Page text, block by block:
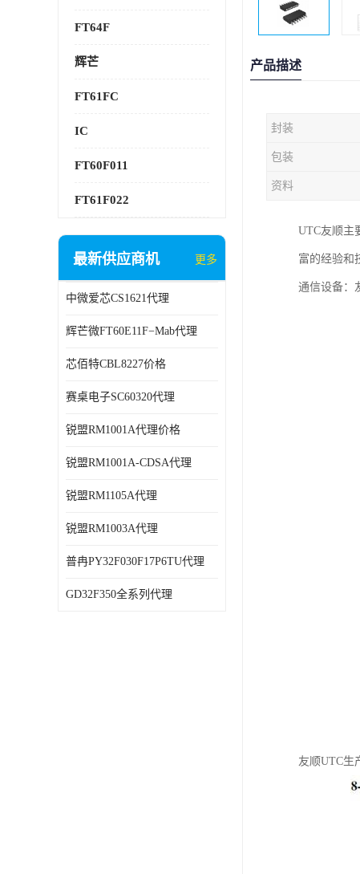
FT64F
辉芒
FT61FC
IC
FT60F011
FT61F022
最新供应商机 更多
中微爱芯CS1621代理
辉芒微FT60E11F−Mab代理
芯佰特CBL8227价格
赛桌电子SC60320代理
锐盟RM1001A代理价格
锐盟RM1001A-CDSA代理
锐盟RM1105A代理
锐盟RM1003A代理
普冉PY32F030F17P6TU代理
GD32F350全系列代理
产品描述
封装
包装
资料
UTC友顺主
富的经验和
通信设备：
友顺UTC生